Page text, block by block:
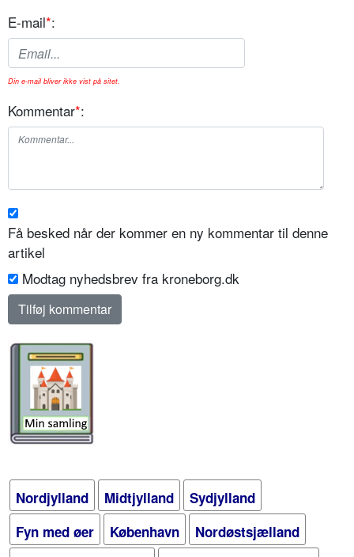
E-mail*:
Din e-mail bliver ikke vist på sitet.
Kommentar*:
Få besked når der kommer en ny kommentar til denne
artikel
Modtag nyhedsbrev fra kroneborg.dk
Nordjylland Midtjylland
Sydjylland
Fyn med øer
København
Nordøstsjælland